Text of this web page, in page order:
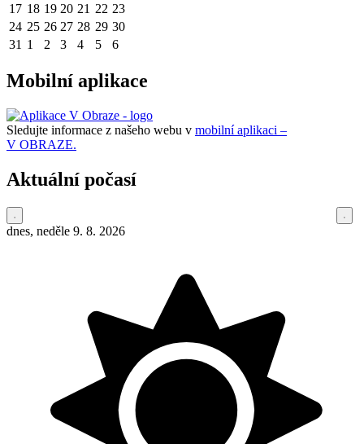
17 18 19 20 21 22 23
24 25 26 27 28 29 30
31 1 2 3 4 5 6
Mobilní aplikace
Sledujte informace z našeho webu v mobilní aplikaci –
V OBRAZE.
Aktuální počasí
dnes, neděle 9. 8. 2026